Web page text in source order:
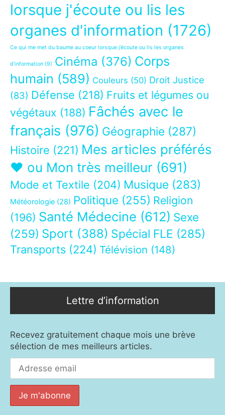
lorsque j'écoute ou lis les
organes d'information (1726)
Ce qui me met du baume au coeur lorsque j’écoute ou lis les organes
d’information (9) Cinéma (376) Corps
humain (589) Couleurs (50) Droit Justice
(83) Défense (218) Fruits et légumes ou
végétaux (188) Fâchés avec le
français (976) Géographie (287)
Histoire (221) Mes articles préférés
❤ ou Mon très meilleur (691)
Mode et Textile (204) Musique (283)
Météorologie (28) Politique (255) Religion
(196) Santé Médecine (612) Sexe
(259) Sport (388) Spécial FLE (285)
Transports (224) Télévision (148)
Lettre d’information
Recevez gratuitement chaque mois une brève
sélection de mes meilleurs articles.